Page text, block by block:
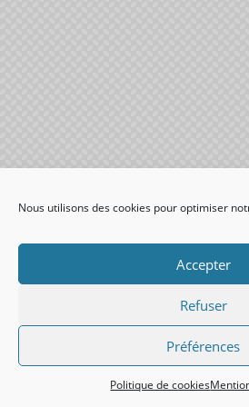
Nous utilisons des cookies pour optimiser
Accepter
Refuser
Préférences
Politique de cookies